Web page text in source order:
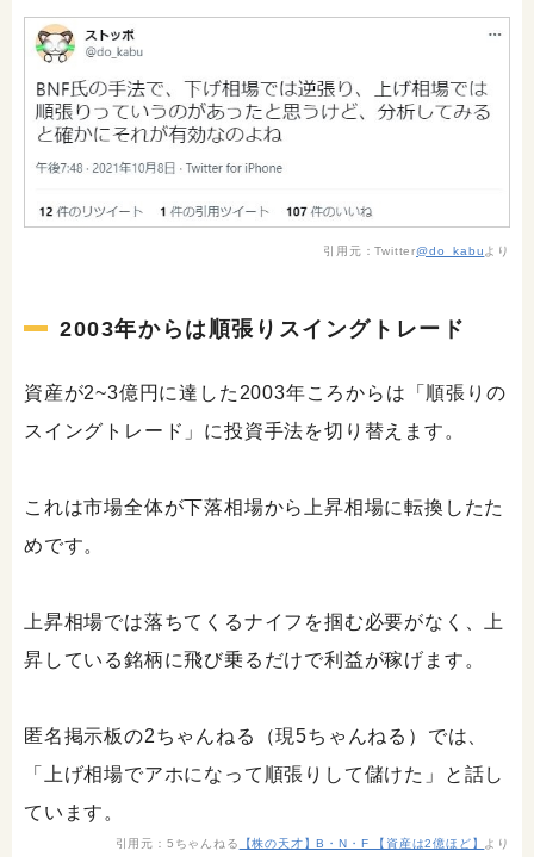
引用元：Twitter@do_kabu より
2003年からは順張りスイングトレード
資産が2~3億円に達した2003年ころからは「順張りの
スイングトレード」に投資手法を切り替えます。
これは市場全体が下落相場から上昇相場に転換したた
めです。
上昇相場では落ちてくるナイフを掴む必要がなく、上
昇している銘柄に飛び乗るだけで利益が稼げます。
匿名掲示板の2ちゃんねる（現5ちゃんねる）では、
「上げ相場でアホになって順張りして儲けた」と話し
ています。
引用元：5ちゃんねる 【株の天才】B・N・F 【資産は2億ほど】 より